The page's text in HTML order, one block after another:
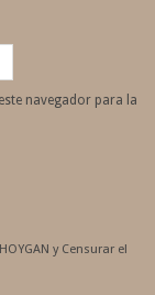
navegador para la
y Censurar el